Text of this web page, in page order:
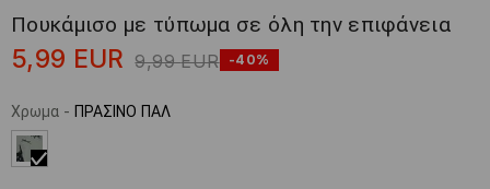
Πουκάμισο με τύπωμα σε όλη την επιφάνεια
5,99 EUR 9,99 EUR -40%
Χρωμα - ΠΡΑΣΙΝΟ ΠΑΛ